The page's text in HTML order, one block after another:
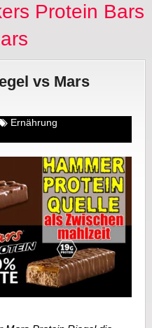
Protein Bars
vs Mars
Ernährung